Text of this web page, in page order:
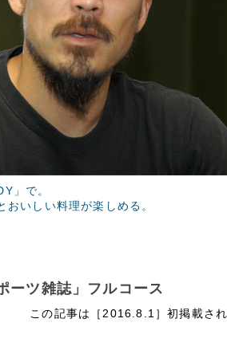
」で。
いしい料理が楽しめる。
ーツ雑誌」フルコース
この記事は［2016.8.1］初掲載され